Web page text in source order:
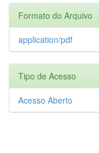
Formato do Arquivo
application/pdf
Tipo de Acesso
Acesso Aberto